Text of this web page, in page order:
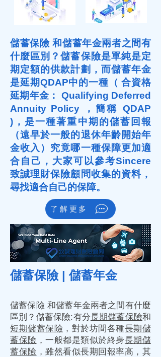
儲蓄保險 和儲蓄年金兩者之間有
什麼區別？儲蓄保險是單純是定
期定額的供款計劃，而儲蓄年金
是延期QDAP中的一種（ 合資格
延期年金： Qualifying Deferred
Annuity Policy ，簡稱 QDAP
)，是一種著重中期的儲蓄回報
（遠早於一般的退休年齡開始年
金收入）究竟哪一種保障更加適
合自己，大家可以參考Sincere
致誠理財保險顧問收集的資料，
尋找適合自己的保障。
了解更多
儲蓄保險 | 儲蓄年金
儲蓄保險 和儲蓄年金兩者之間有什麼
區別？儲蓄保險:有分長期儲蓄保險和
短期儲蓄保險 ，對於坊間各種長期儲
蓄保險 ，一般都是類似於終身長期儲
蓄保險 ，雖然看似長期回報率高，其